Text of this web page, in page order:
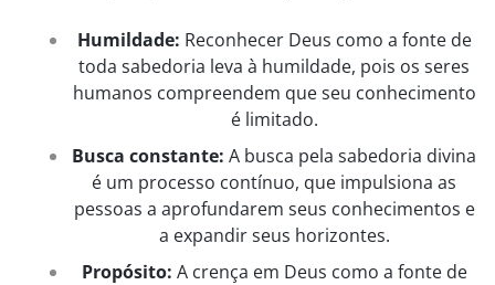
Humildade: Reconhecer Deus como a fonte de
toda sabedoria leva à humildade, pois os seres
humanos compreendem que seu conhecimento
é limitado.
Busca constante: A busca pela sabedoria divina
é um processo contínuo, que impulsiona as
pessoas a aprofundarem seus conhecimentos e
a expandir seus horizontes.
Propósito: A crença em Deus como a fonte de